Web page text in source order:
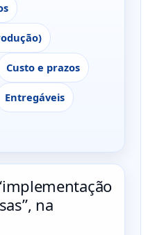
Custo e prazos
Entregáveis
na